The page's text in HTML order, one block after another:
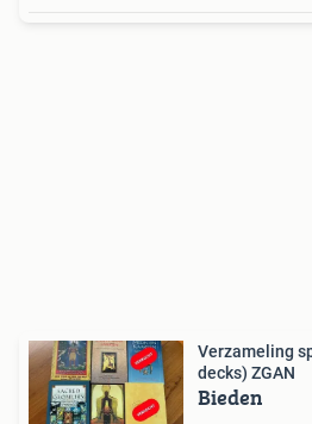
Verzameling
decks) ZGAN
Bieden